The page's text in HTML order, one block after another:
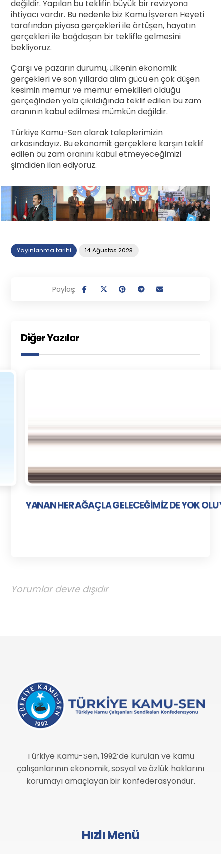
değildir. Yapılan bu teklifin büyük bir revizyona
ihtiyacı vardır. Bu nedenle biz Kamu İşveren Heyeti
tarafından piyasa gerçekleri ile örtüşen, hayatın
gerçekleri ile bağdaşan bir teklifle gelmesini
bekliyoruz.
Çarşı ve pazarın durumu, ülkenin ekonomik
gerçekleri ve son yıllarda alım gücü en çok düşen
kesimin memur ve memur emeklileri olduğu
gerçeğinden yola çıkıldığında teklif edilen bu zam
oranının kabul edilmesi mümkün değildir.
Türkiye Kamu-Sen olarak taleplerimizin
arkasındayız. Bu ekonomik gerçeklere karşın teklif
edilen bu zam oranını kabul etmeyeceğimizi
şimdiden ilan ediyoruz.
Yayınlanma tarihi 14 Ağustos 2023
Diğer Yazılar
YANAN HER AĞAÇLA GELECEĞİMİZ DE YOK
Yorumlar devre dışıdır
Türkiye Kamu-Sen, 1992’de kurulan ve kamu
çalışanlarının ekonomik, sosyal ve özlük haklarını
korumayı amaçlayan bir konfederasyondur.
Hızlı Menü